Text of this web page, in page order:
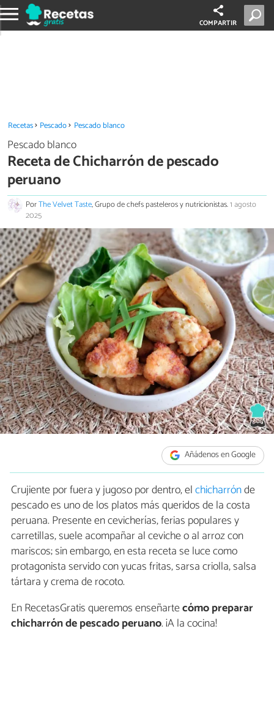
COMPARTIR
Recetas Pescado Pescado blanco
Pescado blanco
Receta de Chicharrón de pescado
peruano
PorThe Velvet Taste, Grupo de chefs pasteleros y nutricionistas.1 agosto
2025
Añádenos en Google
Crujiente por fuera y jugoso por dentro, elchicharrónde
pescado es uno de los platos más queridos de la costa
peruana. Presente en cevicherías, ferias populares y
carretillas, suele acompañar al ceviche o al arroz con
mariscos; sin embargo, en esta receta se luce como
protagonista servido con yucas fritas, sarsa criolla, salsa
tártara y crema de rocoto.
En RecetasGratis queremos enseñartecómo preparar
chicharrón de pescado peruano. ¡A la cocina!